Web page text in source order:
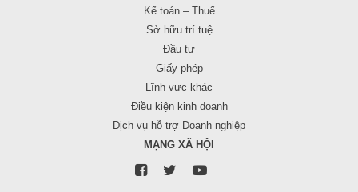
Kế toán – Thuế
Sở hữu trí tuệ
Đầu tư
Giấy phép
Lĩnh vực khác
Điều kiện kinh doanh
Dịch vụ hỗ trợ Doanh nghiệp
MẠNG XÃ HỘI